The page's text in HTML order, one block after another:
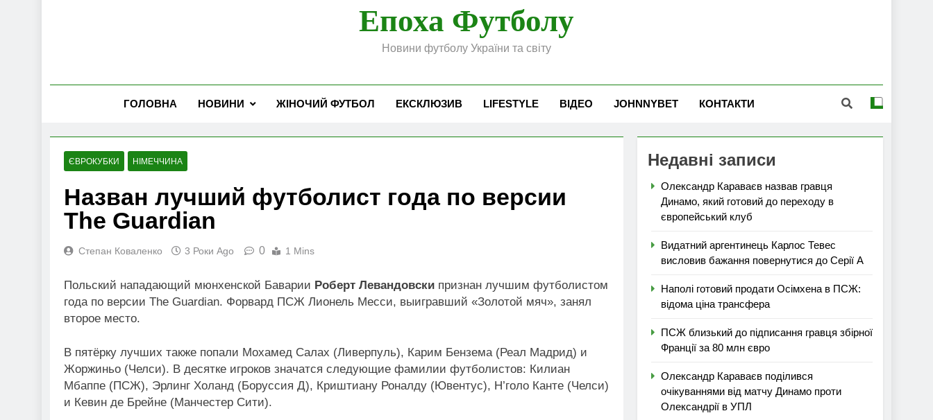
Епоха Футболу
Новини футболу України та світу
ГОЛОВНА НОВИНИ ЖІНОЧИЙ ФУТБОЛ ЕКСКЛЮЗИВ LIFESTYLE ВІДЕО JOHNNYBET КОНТАКТИ
ЄВРОКУБКИ НІМЕЧЧИНА
Назван лучший футболист года по версии
The Guardian
Степан Коваленко 3 Роки Ago 0 1 Mins
Польский нападающий мюнхенской Баварии Роберт Левандовски признан лучшим футболистом
года по версии The Guardian. Форвард ПСЖ Лионель Месси, выигравший «Золотой мяч», занял
второе место.
В пятёрку лучших также попали Мохамед Салах (Ливерпуль), Карим Бензема (Реал Мадрид) и
Жоржиньо (Челси). В десятке игроков значатся следующие фамилии футболистов: Килиан
Мбаппе (ПСЖ), Эрлинг Холанд (Боруссия Д), Криштиану Роналду (Ювентус), Н’голо Канте (Челси)
и Кевин де Брейне (Манчестер Сити).
Недавні записи
Олександр Караваєв назвав гравця
Динамо, який готовий до переходу в
європейський клуб
Видатний аргентинець Карлос Тевес
висловив бажання повернутися до Серії А
Наполі готовий продати Осімхена в ПСЖ:
відома ціна трансфера
ПСЖ близький до підписання гравця збірної
Франції за 80 млн євро
Олександр Караваєв поділився
очікуваннями від матчу Динамо проти
Олександрії в УПЛ